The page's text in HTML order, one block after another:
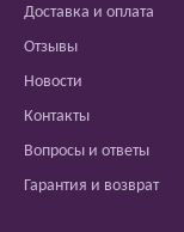
Доставка и оплата
Отзывы
Новости
Контакты
Вопросы и ответы
Гарантия и возврат